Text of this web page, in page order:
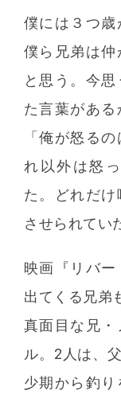
http://www.office-
僕には３つ歳
僕ら兄弟は仲
と思う。今
た言葉がある
「俺が怒る
れ以外は怒
た。どれだ
させられてい
映画『リバ
出てくる兄弟
真面目な兄・
ル。2人は、
少期から釣